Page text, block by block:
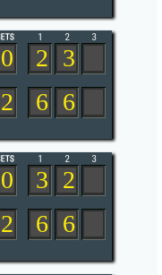
0
2
2 3
6 6
0
2
3 2
6 6